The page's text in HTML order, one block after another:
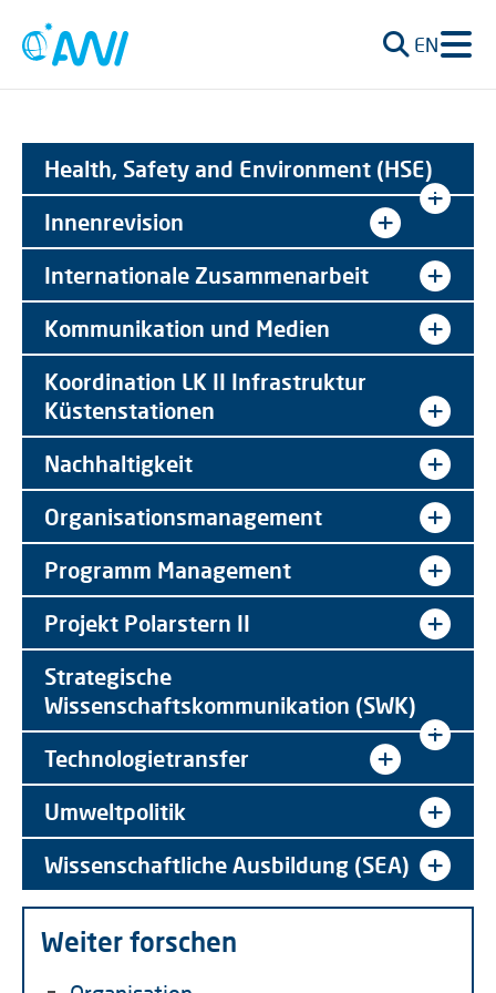
EN
Health, Safety and Environment (HSE)
Innenrevision
Internationale Zusammenarbeit
Kommunikation und Medien
Koordination LK II Infrastruktur
Küstenstationen
Nachhaltigkeit
Organisationsmanagement
Programm Management
Projekt Polarstern II
Strategische
Wissenschaftskommunikation (SWK)
Technologietransfer
Umweltpolitik
Wissenschaftliche Ausbildung (SEA)
Weiter forschen